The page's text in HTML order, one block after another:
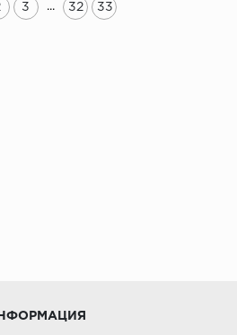
3 ... 32 33